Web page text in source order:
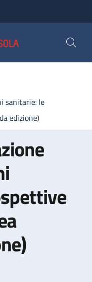
sanitarie: le
edizione)